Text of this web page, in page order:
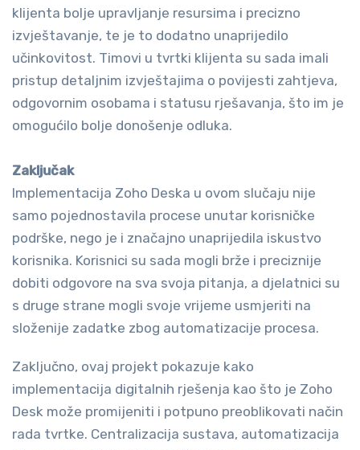
klijenta bolje upravljanje resursima i precizno
izvještavanje, te je to dodatno unaprijedilo
učinkovitost. Timovi u tvrtki klijenta su sada imali
pristup detaljnim izvještajima o povijesti zahtjeva,
odgovornim osobama i statusu rješavanja, što im je
omogućilo bolje donošenje odluka.
Zaključak
Implementacija Zoho Deska u ovom slučaju nije
samo pojednostavila procese unutar korisničke
podrške, nego je i značajno unaprijedila iskustvo
korisnika. Korisnici su sada mogli brže i preciznije
dobiti odgovore na sva svoja pitanja, a djelatnici su
s druge strane mogli svoje vrijeme usmjeriti na
složenije zadatke zbog automatizacije procesa.
Zaključno, ovaj projekt pokazuje kako
implementacija digitalnih rješenja kao što je Zoho
Desk može promijeniti i potpuno preoblikovati način
rada tvrtke. Centralizacija sustava, automatizacija